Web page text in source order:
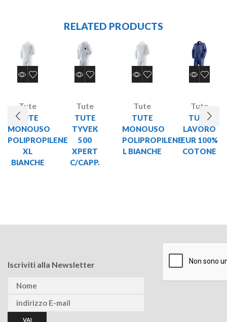
RELATED PRODUCTS
Tute
TUTE
MONOUSO
POLIPROPILENE
XL
BIANCHE
Tute
TUTE
TYVEK
500
XPERT
C/CAPP.
Tute
TUTE
MONOUSO
POLIPROPILENE
L BIANCHE
Tute
TUTA
LAVORO
EUR 100%
COTONE
Iscriviti alla Newsletter